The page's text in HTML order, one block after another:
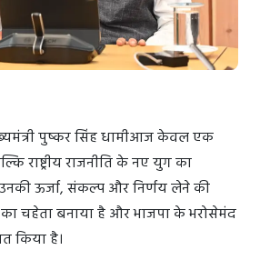
पुष्कर सिंह धामीआज केवल एक
राष्ट्रीय राजनीति के नए युग का
उनकी ऊर्जा, संकल्प और निर्णय लेने की
का चहेता बनाया है और भाजपा के भरोसेमंद
किया है।